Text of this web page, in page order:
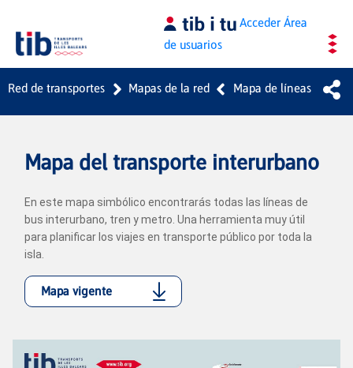
Saltar al contenido principal AccederÁrea
de usuarios
Red de transportes Mapas de la red Mapa de líneas
Mapa del transporte interurbano
En este mapa simbólico encontrarás todas las líneas de
bus interurbano, tren y metro. Una herramienta muy útil
para planificar los viajes en transporte público por toda la
isla.
Mapa vigente